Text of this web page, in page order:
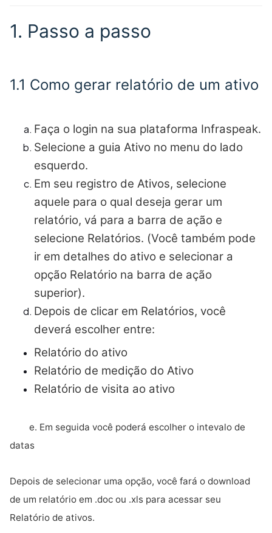
1. Passo a passo
1.1 Como gerar relatório de um ativo
Faça o login na sua plataforma Infraspeak.
Selecione a guia Ativo no menu do lado
esquerdo.
Em seu registro de Ativos, selecione
aquele para o qual deseja gerar um
relatório, vá para a barra de ação e
selecione Relatórios. (Você também pode
ir em detalhes do ativo e selecionar a
opção Relatório na barra de ação
superior).
Depois de clicar em Relatórios, você
deverá escolher entre:
Relatório do ativo
Relatório de medição do Ativo
Relatório de visita ao ativo
e. Em seguida você poderá escolher o intevalo de
datas
Depois de selecionar uma opção, você fará o download
de um relatório em .doc ou .xls para acessar seu
Relatório de ativos.